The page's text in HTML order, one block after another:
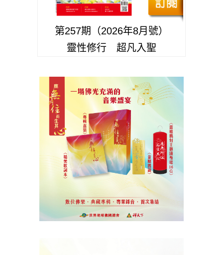
第257期（2026年8月號）
靈性修行 超凡入聖